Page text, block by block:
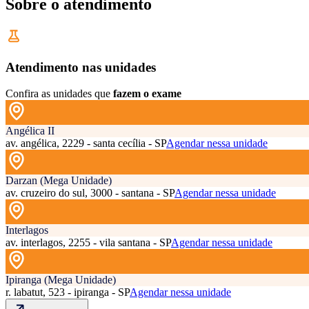
Sobre o atendimento
Atendimento nas unidades
Confira as unidades que fazem o exame
Angélica II
av. angélica, 2229 - santa cecília - SPAgendar nessa unidade
Darzan (Mega Unidade)
av. cruzeiro do sul, 3000 - santana - SPAgendar nessa unidade
Interlagos
av. interlagos, 2255 - vila santana - SPAgendar nessa unidade
Ipiranga (Mega Unidade)
r. labatut, 523 - ipiranga - SPAgendar nessa unidade